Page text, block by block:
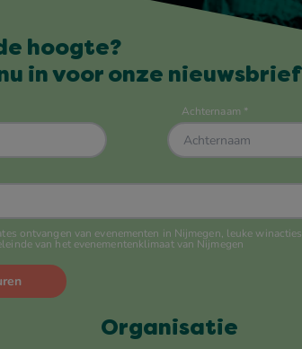
hoogte?
in voor onze
Organisatie